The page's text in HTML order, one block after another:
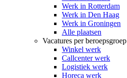
Werk in Rotterdam
Werk in Den Haag
Werk in Groningen
Alle plaatsen
Vacatures per beroepsgroep
Winkel werk
Callcenter werk
Logistiek werk
Horeca werk